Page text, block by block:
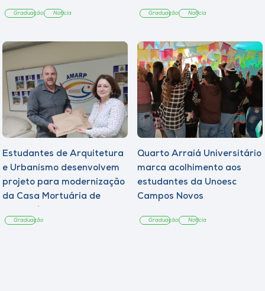
Graduação Notícia Graduação Notícia
Estudantes de Arquitetura
e Urbanismo desenvolvem
projeto para modernização
da Casa Mortuária de
Graduação
Quarto Arraiá Universitário
marca acolhimento aos
estudantes da Unoesc
Campos Novos
Graduação Notícia